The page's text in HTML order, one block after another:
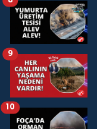
9
10